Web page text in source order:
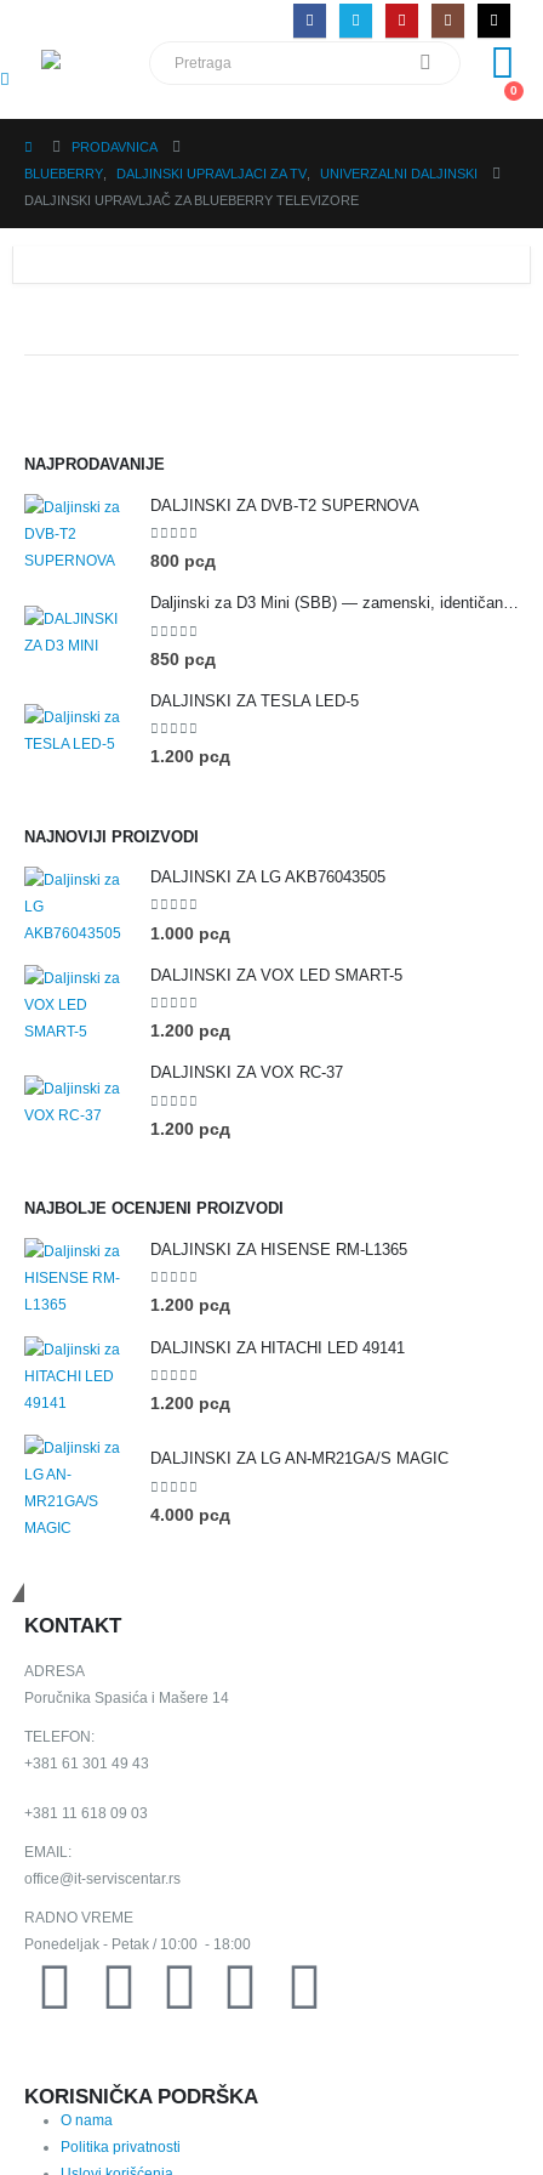
0
PRODAVNICA
BLUEBERRY
DALJINSKI UPRAVLJACI ZA TV
UNIVERZALNI DALJINSKI
DALJINSKI UPRAVLJAČ ZA BLUEBERRY TELEVIZORE
NAJPRODAVANIJE
DALJINSKI ZA DVB-T2 SUPERNOVA
0out of 5
800 рсд
Daljinski za D3 Mini (SBB) — zamenski, identičan originalu
0out of 5
850 рсд
DALJINSKI ZA TESLA LED-5
0 out of 5
1.200 рсд
NAJNOVIJI PROIZVODI
DALJINSKI ZA LG AKB76043505
0 out of 5
1.000 рсд
DALJINSKI ZA VOX LED SMART-5
0 out of 5
1.200 рсд
DALJINSKI ZA VOX RC-37
0 out of 5
1.200 рсд
NAJBOLJE OCENJENI PROIZVODI
DALJINSKI ZA HISENSE RM-L1365
0 out of 5
1.200 рсд
DALJINSKI ZA HITACHI LED 49141
0 out of 5
1.200 рсд
DALJINSKI ZA LG AN-MR21GA/S MAGIC
0 out of 5
4.000 рсд
KONTAKT
ADRESA
Poručnika Spasića i Mašere 14
TELEFON:
+381 61 301 49 43
+381 11 618 09 03
EMAIL:
office@it-serviscentar.rs
RADNO VREME
Ponedeljak - Petak / 10:00 - 18:00
KORISNIČKA PODRŠKA
O nama
Politika privatnosti